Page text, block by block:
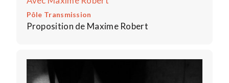
Pôle Transmission
Proposition de Maxime Robert